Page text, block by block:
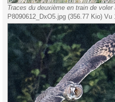
Traces du deuxième en train de voler
P8090612_DxO5.jpg (356.77 Kio) Vu